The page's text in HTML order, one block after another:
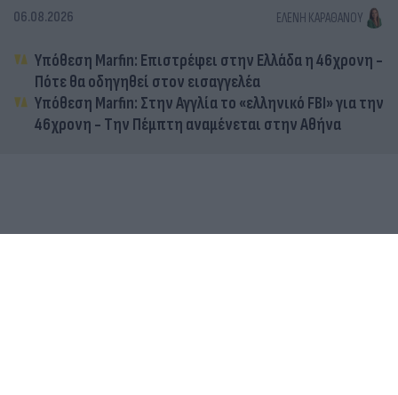
06.08.2026 ΕΛΈΝΗ ΚΑΡΑΘΆΝΟΥ
Υπόθεση Marfin: Επιστρέφει στην Ελλάδα η 46χρονη -
Πότε θα οδηγηθεί στον εισαγγελέα
Υπόθεση Marfin: Στην Αγγλία το «ελληνικό FBI» για την
46χρονη - Την Πέμπτη αναμένεται στην Αθήνα